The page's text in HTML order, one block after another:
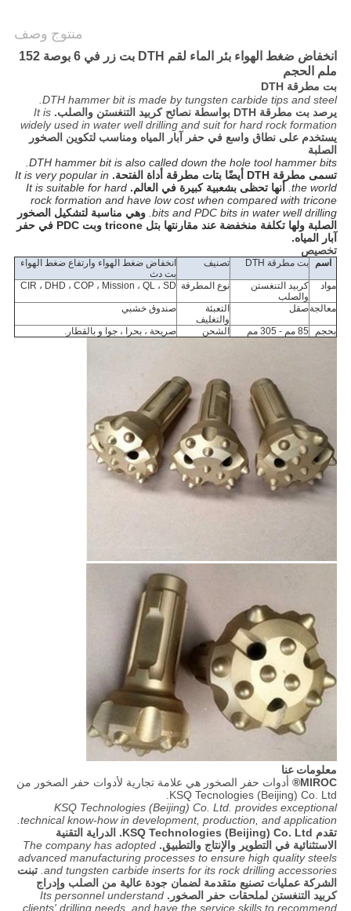
منتوج وصف
انخفاض ضغط الهواء بئر الماء لقم DTH بت زر في 6 بوصة 152
ملم الحجم
بت مطرقة DTH
DTH hammer bit is made by tungsten carbide tips and steel.
يرصد بت مطرقة DTH بواسطة نصائح كربيد التنغستن والصلب.
It is
widely used in water well drilling and suit for hard rock formation
يستخدم على نطاق واسع في حفر آبار المياه ومناسب لتكوين الصخور
الصلبة
DTH hammer bit is also called down the hole tool hammer bits.
تسمى مطرقة DTH أيضًا بتات مطرقة أداة الفتحة.
It is very popular in
the world.
أنها تحظى بشعبية كبيرة في العالم. It is suitable for hard
rock formation and have low cost when compared with tricone
bits and PDC bits in water well drilling. وهي مناسبة لتشكيل الصخور
الصلبة ولها تكلفة منخفضة عند مقارنتها بتل tricone وبت PDC في حفر
آبار المياه.
تخصيص
اسم بت مطرقة DTH تصنيف
انخفاض ضغط الهواء وارتفاع ضغط الهواء
بت دث
مواد
كربيد التنغستن
والصلب
نوع المطرقة CIR ، DHD ، COP ، Mission ، QL ، SD
معالجةصقل
التعبئة
والتغليف
صندوق خشبي
بحجم 85 مم - 305 مم الشحن صريحة ، بحرا ، جوا و بالقطار.
معلومات عنا
MIROC®
أدوات حفر الصخور هي علامة تجارية لأدوات حفر الصخور من
KSQ Tecnologies (Beijing) Co. Ltd.
KSQ Technologies (Beijing) Co. Ltd. provides exceptional
technical know-how in development, production, and application.
تقدم KSQ Technologies (Beijing) Co. Ltd. الدراية التقنية
الاستثنائية في التطوير والإنتاج والتطبيق. The company has adopted
advanced manufacturing processes to ensure high quality steels
and tungsten carbide inserts for its rock drilling accessories. تبنت
الشركة عمليات تصنيع متقدمة لضمان جودة عالية من الصلب وإدراج
كربيد التنغستن لملحقات حفر الصخور. Its personnel understand
clients' drilling needs, and have the service skills to recommend